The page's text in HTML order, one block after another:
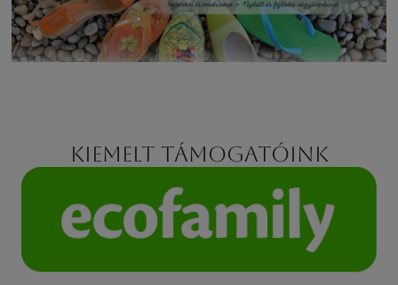
Kiemelt támogatóink